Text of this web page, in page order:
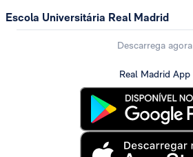
Escola Universitária Real Madrid
Descarrega agora
Real Madrid App